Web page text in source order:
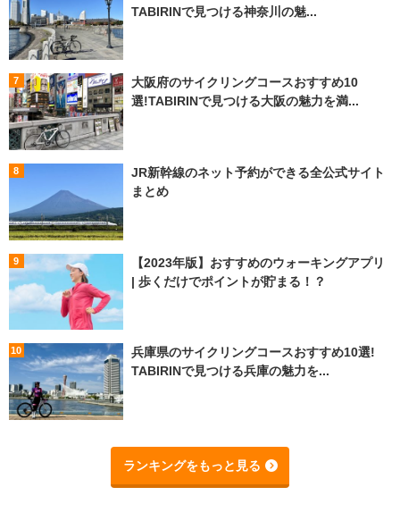
TABIRINで見つける神奈川の魅...
大阪府のサイクリングコースおすすめ10
選!TABIRINで見つける大阪の魅力を満...
JR新幹線のネット予約ができる全公式サイト
まとめ
【2023年版】おすすめのウォーキングアプリ
| 歩くだけでポイントが貯まる！？
兵庫県のサイクリングコースおすすめ10選!
TABIRINで見つける兵庫の魅力を...
ランキングをもっと見る